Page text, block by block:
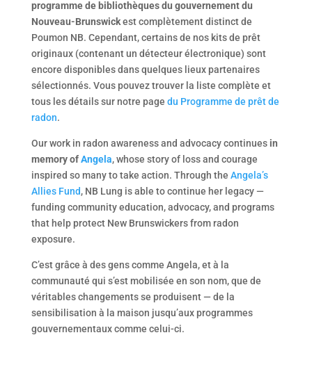
programme de bibliothèques du gouvernement du
Nouveau-Brunswickest complètement distinct de
Poumon NB. Cependant, certains de nos kits de prêt
originaux (contenant un détecteur électronique) sont
encore disponibles dans quelques lieux partenaires
sélectionnés. Vous pouvez trouver la liste complète et
tous les détails sur notre page du Programme de prêt de
radon.
Our work in radon awareness and advocacy continues in
memory ofAngela, whose story of loss and courage
inspired so many to take action. Through the Angela’s
Allies Fund, NB Lung is able to continue her legacy —
funding community education, advocacy, and programs
that help protect New Brunswickers from radon
exposure.
C’est grâce à des gens comme Angela, et à la
communauté qui s’est mobilisée en son nom, que de
véritables changements se produisent — de la
sensibilisation à la maison jusqu’aux programmes
gouvernementaux comme celui-ci.